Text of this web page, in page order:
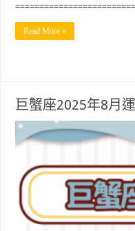
Read More »
巨蟹座2025年8月